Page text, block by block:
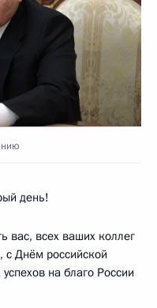
день!
вас, всех ваших коллег
Днём российской
на благо России